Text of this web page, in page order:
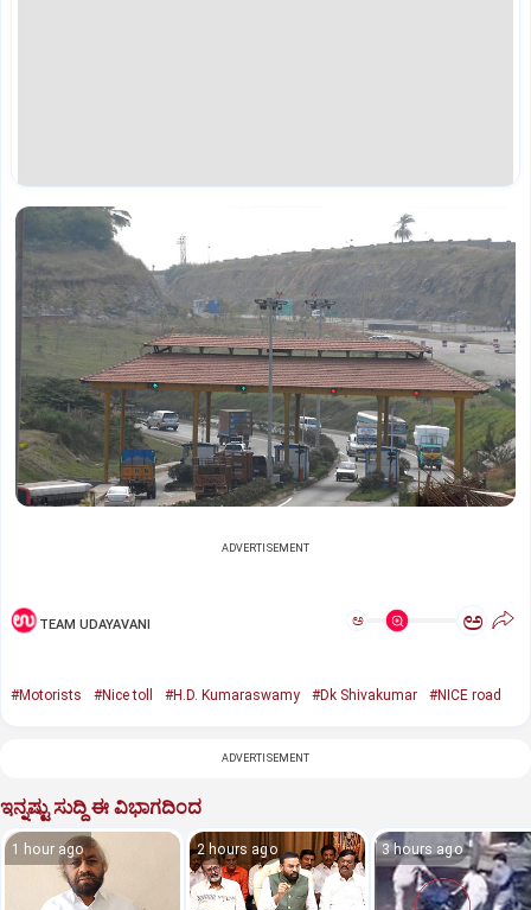
ADVERTISEMENT
TEAM UDAYAVANI ಅ ಅ
#Motorists #Nice toll #H.D. Kumaraswamy #Dk Shivakumar #NICE road
ADVERTISEMENT
ಇನ್ನಷ್ಟು ಸುದ್ದಿ ಈ ವಿಭಾಗದಿಂದ
1 hour ago 2 hours ago 3 hours ago